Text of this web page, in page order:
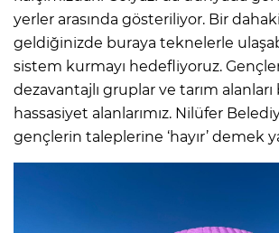
yerler arasında gösteriliyor. Bir dahaki
geldiğinizde buraya teknelerle
sistem kurmayı hedefliyoruz.
dezavantajlı gruplar ve tarım alanları
hassasiyet alanlarımız. Nilüfer
gençlerin taleplerine ‘hayır’ demek